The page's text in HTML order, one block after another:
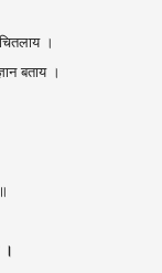
n
।
बताय ।
।